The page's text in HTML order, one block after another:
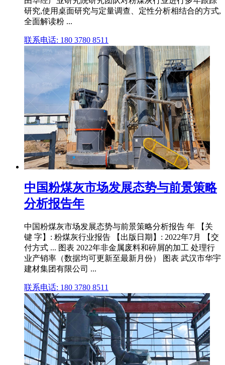
研究,使用桌面研究与定量调查、定性分析相结合的方式,
全面解读粉 ...
联系电话: 180 3780 8511
中国粉煤灰市场发展态势与前景策略
分析报告年
中国粉煤灰市场发展态势与前景策略分析报告 年 【关
键 字】: 粉煤灰行业报告 【出版日期】: 2022年7月 【交
付方式 ... 图表 2022年非金属废料和碎屑的加工 处理行
业产销率（数据均可更新至最新月份） 图表 武汉市华宇
建材集团有限公司 ...
联系电话: 180 3780 8511